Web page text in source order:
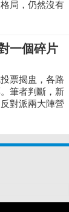
局，仍然沒有
民中人提出的
一個碎片
票揭盅，各路
筆者判斷，新
對派兩大陣營
位在2，3席上